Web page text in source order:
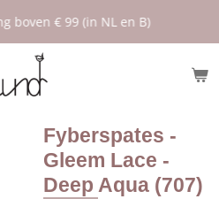
boven € 99 (in NL en B)
Fyberspates -
Gleem Lace -
Deep Aqua (707)